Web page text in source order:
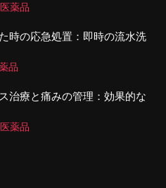
薬品
時の応急処置：即時の流水洗
品
治療と痛みの管理：効果的な
薬品